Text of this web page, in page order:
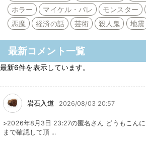
ホラー
マイケル・パレ モンスター
悪魔
経済の話 芸術 殺人鬼 地震
最新コメント一覧
最新6件を表示しています。
岩石入道 2026/08/03 20:57
>2026年8月3日 23:27の匿名さん どうもこん
まで確認して頂 ...